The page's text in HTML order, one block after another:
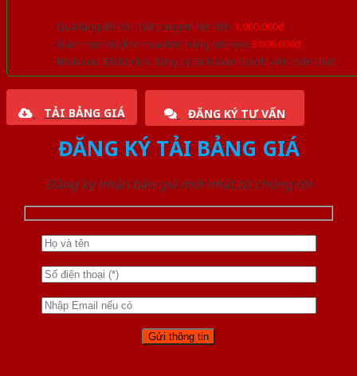
Quà tặng đồ nội thất trang trí lên đến 1.000.000đ
Giảm trực tiếp khi mua đơn hàng lớn hơn 3.000.000đ
Nhiều ưu đãi lớn khi đăng ký tài khoản thành viên thân thiết
TẢI BẢNG GIÁ ĐĂNG KÝ TƯ VẤN
ĐĂNG KÝ TẢI BẢNG GIÁ
Đăng ký nhận báo giá mới nhất từ chúng tôi